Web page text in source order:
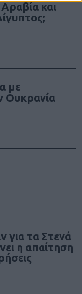
και
με
Ουκρανία
για τα Στενά
η απαίτηση